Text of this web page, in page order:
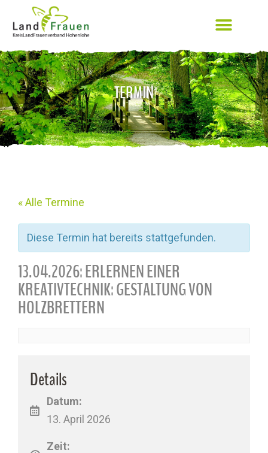
TERMIN
« Alle Termine
Diese Termin hat bereits stattgefunden.
13.04.2026: ERLERNEN EINER
KREATIVTECHNIK: GESTALTUNG VON
HOLZBRETTERN
Details
Datum:
13. April 2026
Zeit: